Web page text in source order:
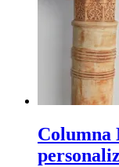
Columna